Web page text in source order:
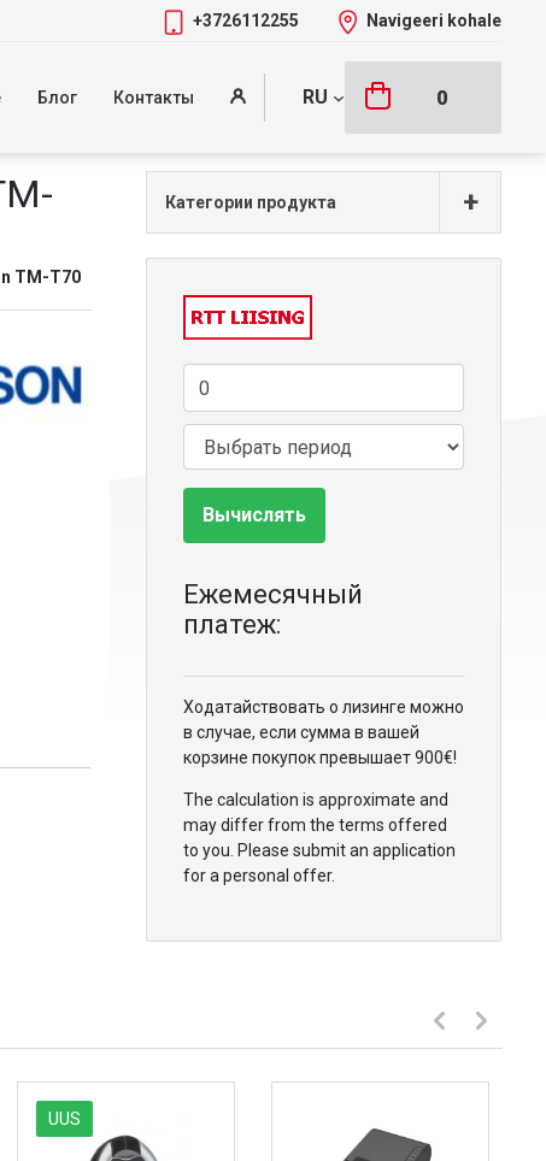
+3726112255 Navigeeri kohale
Блог Контакты RU 0
TM-T70
Категории продукта +
Вычислять
Ежемесячный
платеж:
Ходатайствовать о лизинге можно
в случае, если сумма в вашей
корзине покупок превышает 900€!
The calculation is approximate and
may differ from the terms offered
to you. Please submit an application
for a personal offer.
UUS